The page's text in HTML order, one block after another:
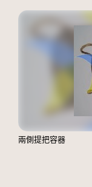
兩側提把容器